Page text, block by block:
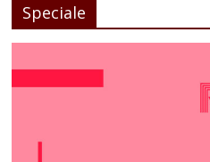
Speciale